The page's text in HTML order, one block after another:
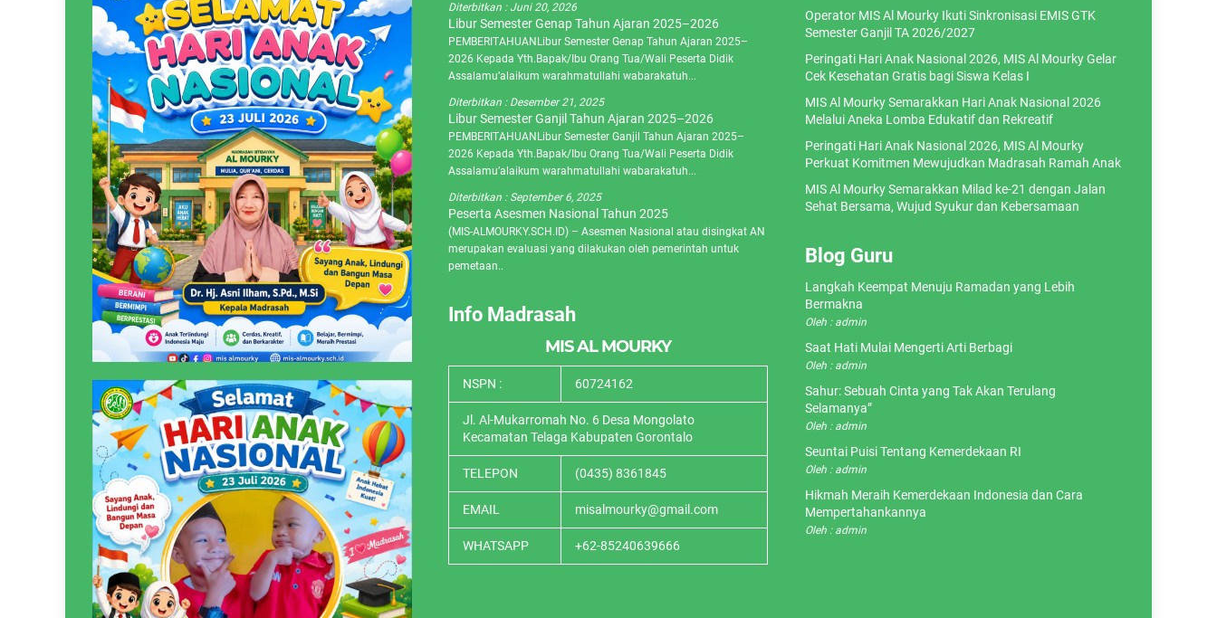
Diterbitkan :Juni 20, 2026
Libur Semester Genap Tahun Ajaran 2025–2026
PEMBERITAHUANLibur Semester Genap Tahun Ajaran 2025–
2026 Kepada Yth.Bapak/Ibu Orang Tua/Wali Peserta Didik
Assalamu’alaikum warahmatullahi wabarakatuh...
Diterbitkan : Desember 21, 2025
Libur Semester Ganjil Tahun Ajaran 2025–2026
PEMBERITAHUANLibur Semester Ganjil Tahun Ajaran 2025–
2026 Kepada Yth.Bapak/Ibu Orang Tua/Wali Peserta Didik
Assalamu’alaikum warahmatullahi wabarakatuh...
Diterbitkan : September 6, 2025
Peserta Asesmen Nasional Tahun 2025
(MIS-ALMOURKY.SCH.ID) – Asesmen Nasional atau disingkat AN
merupakan evaluasi yang dilakukan oleh pemerintah untuk
pemetaan..
Info Madrasah
MIS AL MOURKY
NSPN : 60724162
Jl. Al-Mukarromah No. 6 Desa Mongolato
Kecamatan Telaga Kabupaten Gorontalo
TELEPON (0435) 8361845
EMAIL misalmourky@gmail.com
WHATSAPP +62-85240639666
Operator MIS Al Mourky Ikuti Sinkronisasi EMIS GTK
Semester Ganjil TA 2026/2027
Peringati Hari Anak Nasional 2026, MIS Al Mourky Gelar
Cek Kesehatan Gratis bagi Siswa Kelas I
MIS Al Mourky Semarakkan Hari Anak Nasional 2026
Melalui Aneka Lomba Edukatif dan Rekreatif
Peringati Hari Anak Nasional 2026, MIS Al Mourky
Perkuat Komitmen Mewujudkan Madrasah Ramah Anak
MIS Al Mourky Semarakkan Milad ke-21 dengan Jalan
Sehat Bersama, Wujud Syukur dan Kebersamaan
Blog Guru
Langkah Keempat Menuju Ramadan yang Lebih
Bermakna
Oleh : admin
Saat Hati Mulai Mengerti Arti Berbagi
Oleh : admin
Sahur: Sebuah Cinta yang Tak Akan Terulang
Selamanya”
Oleh : admin
Seuntai Puisi Tentang Kemerdekaan RI
Oleh : admin
Hikmah Meraih Kemerdekaan Indonesia dan Cara
Mempertahankannya
Oleh : admin